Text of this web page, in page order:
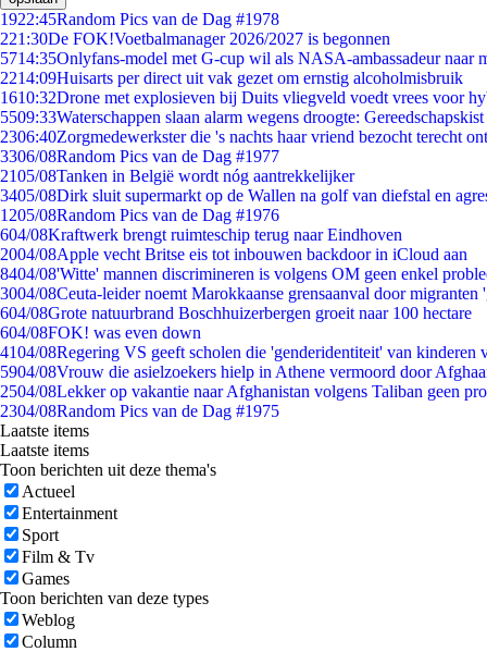
1922:45Random Pics van de Dag #1978
221:30De FOK!Voetbalmanager 2026/2027 is begonnen
5714:35Onlyfans-model met G-cup wil als NASA-ambassadeur naar
2214:09Huisarts per direct uit vak gezet om ernstig alcoholmisbruik
1610:32Drone met explosieven bij Duits vliegveld voedt vrees voor
5509:33Waterschappen slaan alarm wegens droogte:
2306:40Zorgmedewerkster die 's nachts haar vriend bezocht terecht
3306/08Random Pics van de Dag #1977
2105/08Tanken in België wordt nóg aantrekkelijker
3405/08Dirk sluit supermarkt op de Wallen na golf van diefstal en
1205/08Random Pics van de Dag #1976
604/08Kraftwerk brengt ruimteschip terug naar Eindhoven
2004/08Apple vecht Britse eis tot inbouwen backdoor in iCloud aan
8404/08'Witte' mannen discrimineren is volgens OM geen enkel
3004/08Ceuta-leider noemt Marokkaanse grensaanval door migranten
604/08Grote natuurbrand Boschhuizerbergen groeit naar 100 hectare
604/08FOK! was even down
4104/08Regering VS geeft scholen die 'genderidentiteit' van kinderen
5904/08Vrouw die asielzoekers hielp in Athene vermoord door
2504/08Lekker op vakantie naar Afghanistan volgens Taliban geen
2304/08Random Pics van de Dag #1975
Laatste items
Laatste items
Toon berichten uit deze thema's
Actueel
Entertainment
Sport
Film & Tv
Games
Toon berichten van deze types
Weblog
Column